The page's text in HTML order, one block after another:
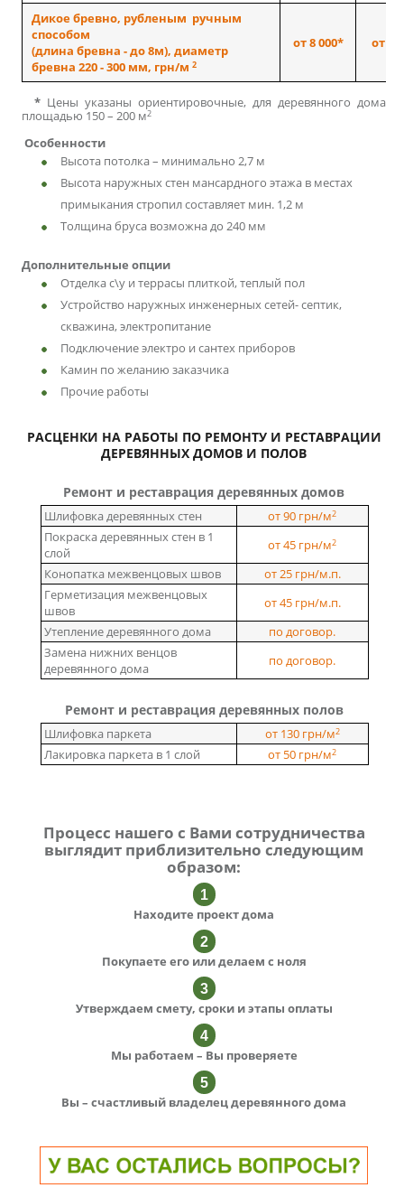
Дикое бревно, рубленым ручным
способом
(длина бревна - до 8м), диаметр
бревна 220 - 300 мм, грн/м 2
от 8 000* от 14
* Цены указаны ориентировочные, для деревянного дома
площадью 150 – 200 м2
Особенности
Высота потолка – минимально 2,7 м
Высота наружных стен мансардного этажа в местах
примыкания стропил составляет мин. 1,2 м
Толщина бруса возможна до 240 мм
Дополнительные опции
Отделка с\у и террасы плиткой, теплый пол
Устройство наружных инженерных сетей- септик,
скважина, электропитание
Подключение электро и сантех приборов
Камин по желанию заказчика
Прочие работы
РАСЦЕНКИ НА РАБОТЫ ПО РЕМОНТУ И РЕСТАВРАЦИИ
ДЕРЕВЯННЫХ ДОМОВ И ПОЛОВ
Ремонт и реставрация деревянных домов
Шлифовка деревянных стен от 90 грн/м2
Покраска деревянных стен в 1
слой
от 45 грн/м2
Конопатка межвенцовых швов
от 25 грн/м.п.
Герметизация межвенцовых
швов
от 45 грн/м.п.
Утепление деревянного дома
по договор.
Замена нижних венцов
деревянного дома
по договор.
Ремонт и реставрация деревянных полов
Шлифовка паркета от 130 грн/м2
Лакировка паркета в 1 слой от 50 грн/м2
Процесс нашего с Вами сотрудничества
выглядит приблизительно следующим
образом:
Находите проект дома
Покупаете его или делаем с ноля
Утверждаем смету, сроки и этапы оплаты
Мы работаем – Вы проверяете
Вы – счастливый владелец деревянного дома